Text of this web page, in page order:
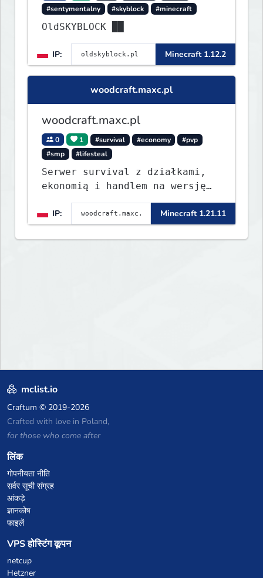
#sentymentalny
#skyblock #minecraft
OldSKYBLOCK ██
IP: Minecraft 1.12.2
woodcraft.maxc.pl
woodcraft.maxc.pl
0 1 #survival #economy
#pvp
#smp
#lifesteal
Serwer survival z działkami,
ekonomią i handlem na wersję
1.8 - 26.1.1. Rekru ON
IP:
Minecraft 1.21.11
mclist.io
Craftum © 2019-2026
Crafted with love in Poland,
for those who come after
लिंक
गोपनीयता नीति
सर्वर सूची संग्रह
आंकड़े
ज्ञानकोष
फाइलें
VPS होस्टिंग कूपन
netcup
Hetzner